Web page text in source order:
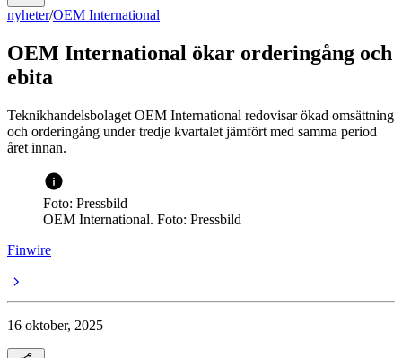
nyheter/OEM International
OEM International ökar orderingång och
ebita
Teknikhandelsbolaget OEM International redovisar ökad omsättning
och orderingång under tredje kvartalet jämfört med samma period
året innan.
Foto: Pressbild
OEM International. Foto: Pressbild
Finwire
16 oktober, 2025